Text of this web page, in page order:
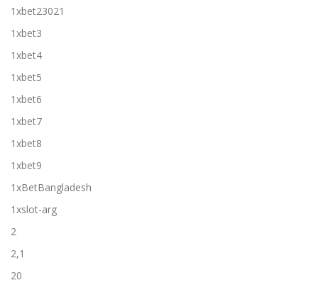
1xbet23021
1xbet3
1xbet4
1xbet5
1xbet6
1xbet7
1xbet8
1xbet9
1xBetBangladesh
1xslot-arg
2
2,1
20